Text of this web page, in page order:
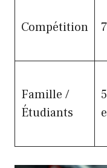
Compétition
Famille /
Étudiants